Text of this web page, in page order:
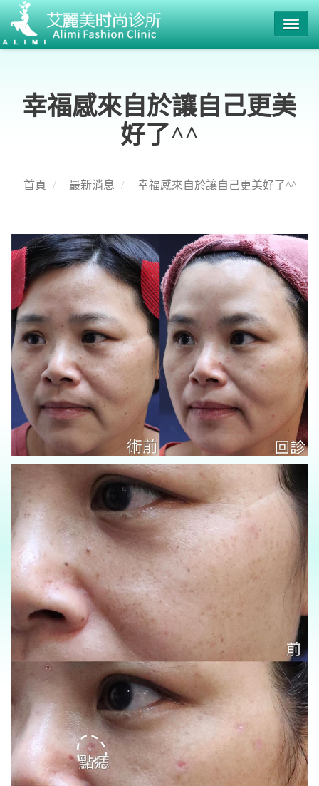
最新消息
美麗見證
幸福感來自於讓自己更美
好了^^
首頁 / 最新消息 / 幸福感來自於讓自己更美好了^^